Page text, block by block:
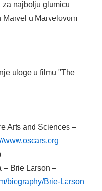
za najbolju glumicu
Marvel u Marvelovom
uloge u filmu "The
Arts and Sciences –
www.oscars.org
– Brie Larson –
biography/Brie-Larson